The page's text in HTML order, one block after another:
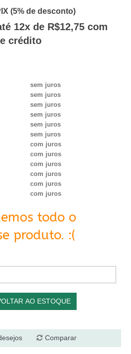
(5% de desconto)
12x de R$12,75 com
crédito
sem juros
sem juros
sem juros
sem juros
sem juros
sem juros
com juros
com juros
com juros
com juros
com juros
com juros
todo o
produto. :(
AO ESTOQUE
Comparar